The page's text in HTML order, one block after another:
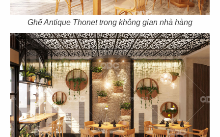
Ghế Antique Thonet trong không gian nhà hàng